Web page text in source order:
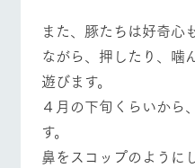
お問い合
わせ・資
料請求
牧場内を巡る周
遊バスのご案内
個人情報取扱いについて
営業時間・料金
よくあるご質問
ペットをお連れの
お客様へ
また、豚たちは好奇心
ながら、押したり、噛
遊びます。
４月の下旬くらいから
す。
鼻をスコップのように